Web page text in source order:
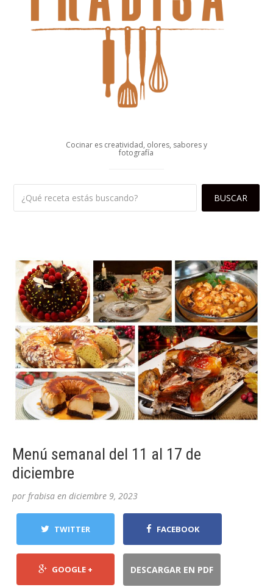
Cocinar es creatividad, olores, sabores y
fotografía
Menú semanal del 11 al 17 de
diciembre
por frabisa en diciembre 9, 2023
TWITTER FACEBOOK
GOOGLE + DESCARGAR EN PDF